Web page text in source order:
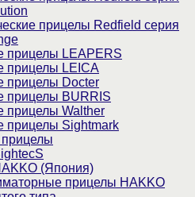
прицелы Redfield серия
прицелы LEAPERS
прицелы LEICA
прицелы Docter
прицелы BURRIS
прицелы Walther
прицелы Sightmark
(Япония)
прицелы HAKKO